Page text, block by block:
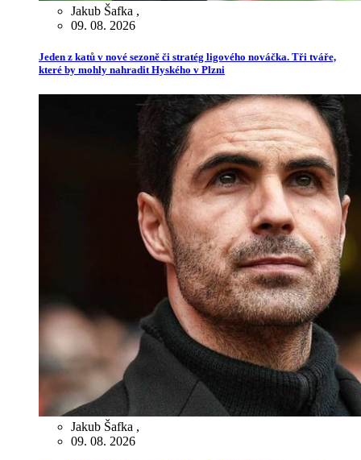
Jakub Šafka ,
09. 08. 2026
Jeden z katů v nové sezoně či stratég ligového nováčka. Tři tváře,
které by mohly nahradit Hyského v Plzni
Jakub Šafka ,
09. 08. 2026